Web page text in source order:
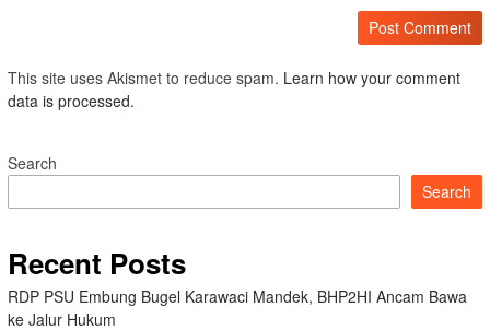
This site uses Akismet to reduce spam. Learn how your comment
data is processed.
Search
Search
Recent Posts
RDP PSU Embung Bugel Karawaci Mandek, BHP2HI Ancam Bawa
ke Jalur Hukum